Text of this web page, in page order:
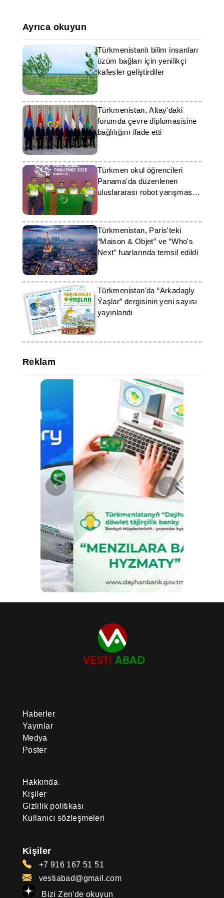
Ayrıca okuyun
Türkmenistanlı bilim insanları
üzüm bağları için yenilikçi
kafesler geliştirdiler
Türkmenistan, Altay'daki
forumda çevre diplomasisine
bağlılığını ifade etti
Türkmen okul öğrencileri
Panama'da düzenlenen
uluslararası robot yarışmasını
Türkmenistan, Paris'teki
“Maison & Objet” ve “Who's
Next” fuarlarında temsil edildi
Türkmenistan'da “Arkadagly
Ýaşlar” dergisinin yeni sayısı
yayınlandı
Reklam
Haberler
Yayınlar
Medya
Poster
Hakkında
Kişiler
Gizlilik politikası
Kullanıcı sözleşmeleri
Kişiler
+7 916 167 51 51
vestiabad@gmail.com
Bizi Zen'de okuyun